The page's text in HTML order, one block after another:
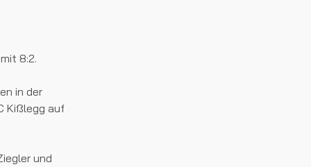
8:2.
in der
Kißlegg auf
und